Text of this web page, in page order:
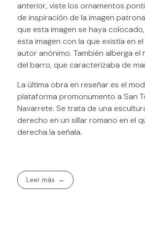
anterior, viste los ornamentos
de inspiración de la imagen
que esta imagen se haya
esta imagen con la que existía en
autor anónimo. También alberga
del barro, que caracterizaba de
La última obra en reseñar es el
plataforma promonumento a San
Navarrete. Se trata de una
derecho en un sillar romano en el
derecha la señala.
Leer más